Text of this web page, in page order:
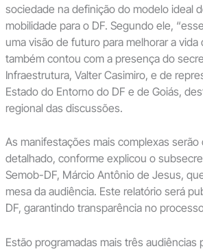
sociedade na definição do modelo ideal
mobilidade para o DF. Segundo ele,
uma visão de futuro para melhorar a vida
também contou com a presença do
Infraestrutura, Valter Casimiro, e de
Estado do Entorno do DF e de Goiás,
regional das discussões.
As manifestações mais complexas
detalhado, conforme explicou o
Semob-DF, Márcio Antônio de Jesus,
mesa da audiência. Este relatório será
DF, garantindo transparência no
Estão programadas mais três audiências